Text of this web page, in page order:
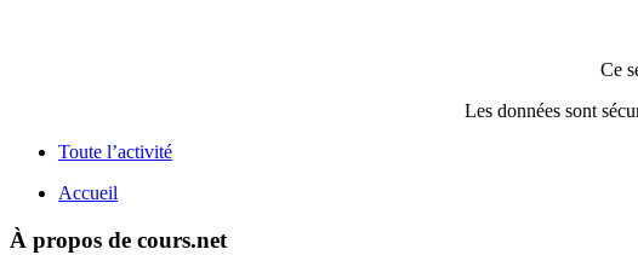
Ce
Les données sont
Toute l’activité
Accueil
À propos de cours.net